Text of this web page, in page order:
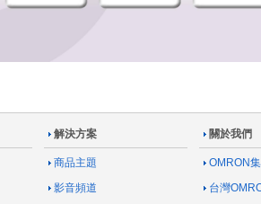
解決方案
商品主題
影音頻道
關於我們
OMRON
台灣